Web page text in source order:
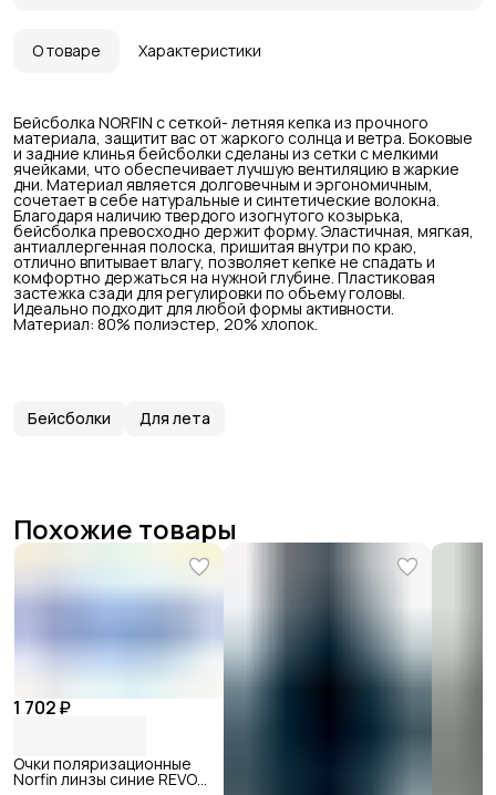
О товаре Характеристики
Бейсболка NORFIN с сеткой- летняя кепка из прочного
материала, защитит вас от жаркого солнца и ветра. Боковые
и задние клинья бейсболки сделаны из сетки с мелкими
ячейками, что обеспечивает лучшую вентиляцию в жаркие
дни. Материал является долговечным и эргономичным,
сочетает в себе натуральные и синтетические волокна.
Благодаря наличию твердого изогнутого козырька,
бейсболка превосходно держит форму. Эластичная, мягкая,
антиаллергенная полоска, пришитая внутри по краю,
отлично впитывает влагу, позволяет кепке не спадать и
комфортно держаться на нужной глубине. Пластиковая
застежка сзади для регулировки по объему головы.
Идеально подходит для любой формы активности.
Материал: 80% полиэстер, 20% хлопок.
Бейсболки Для лета
Похожие товары
1 702 ₽
Очки поляризационные
Norfin линзы синие REVO